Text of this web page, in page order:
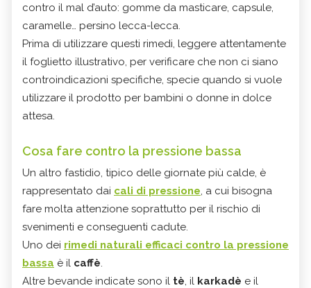
contro il mal d’auto: gomme da masticare, capsule,
caramelle… persino lecca-lecca.
Prima di utilizzare questi rimedi, leggere attentamente
il foglietto illustrativo, per verificare che non ci siano
controindicazioni specifiche, specie quando si vuole
utilizzare il prodotto per bambini o donne in dolce
attesa.
Cosa fare contro la pressione bassa
Un altro fastidio, tipico delle giornate più calde, è
rappresentato dai cali di pressione, a cui bisogna
fare molta attenzione soprattutto per il rischio di
svenimenti e conseguenti cadute.
Uno dei rimedi naturali efficaci contro la pressione
bassa è il caffè.
Altre bevande indicate sono il tè, il karkadè e il